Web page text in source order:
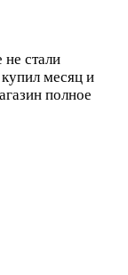
стали
месяц и
полное